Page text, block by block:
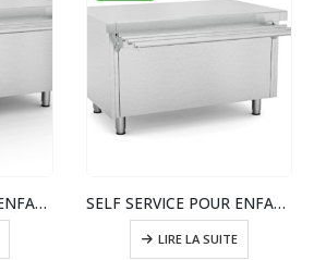
SELF SERVICE POUR ENFANT- VITRINE REFRIGEREE SELF SERVICE POUR ENFANT- VITRINE REFRIGEREE
LIRE LA SUITE